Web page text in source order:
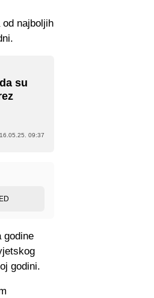
najboljih
su
16.05.25. 09:37
godine
godini.